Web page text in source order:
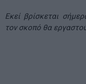
Εκεί βρίσκεται
τον σκοπό θα